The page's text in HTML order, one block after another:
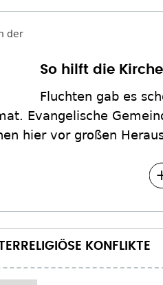
So hilft die
Fluchten gab es
Evangelische
hier vor großen
KONFLIKTE